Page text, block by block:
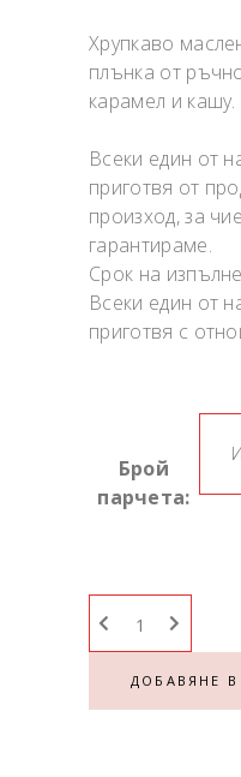
Хрупкаво
плънка от
карамел и кашу.
Всеки един от
приготвя от
произход, за
гарантираме.
Срок на
Всеки един от
приготвя с
Брой
парчета:
ДОБАВЯНЕ